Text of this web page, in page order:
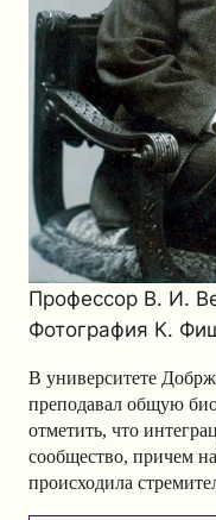
Профессор В. И.
Фотография К.
В университете
преподавал общую
отметить, что
сообщество, причем
происходила